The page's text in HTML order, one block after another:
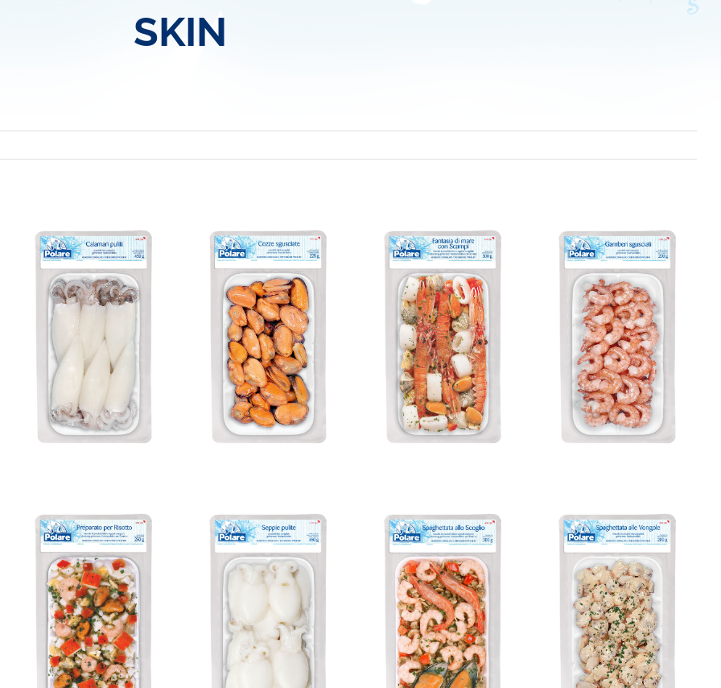
SKIN
GESCHÄLTE
MIESMUSCHELN
I Tradizionali
MEER FANTASIE
MIT SCAMPI
Bereit in 8 Minuten
GESCHÄLTE
GARNELEN
I Tradizionali
Gesäuberte
Sepien
I Tradizionali
Scoglio-
fertigmischung
für Spaghetti
Bereit in 8 Minuten
Mischung Mit
Venusmuschel
für Spaghetti
Bereit in 8 Minuten